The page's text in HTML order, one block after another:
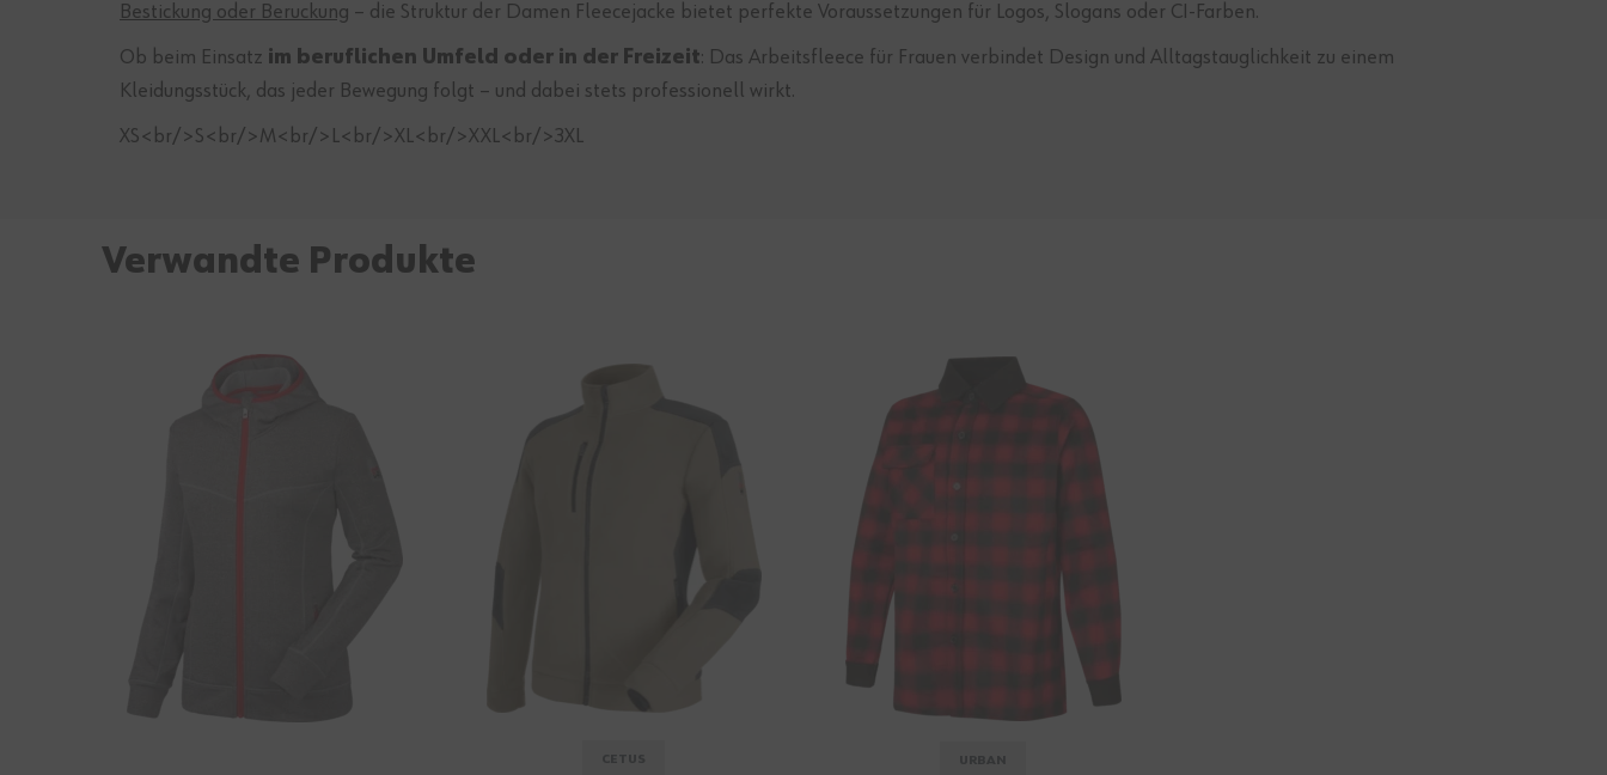
Bestickung oder Beruckung – die Struktur der Damen Fleecejacke bietet perfekte Voraussetzungen für Logos, Slogans oder CI-Farben.
Ob beim Einsatz im beruflichen Umfeld oder in der Freizeit: Das Arbeitsfleece für Frauen verbindet Design und Alltagstauglichkeit zu einem
Kleidungsstück, das jeder Bewegung folgt – und dabei stets professionell wirkt.
XS<br/>S<br/>M<br/>L<br/>XL<br/>XXL<br/>3XL
Verwandte Produkte